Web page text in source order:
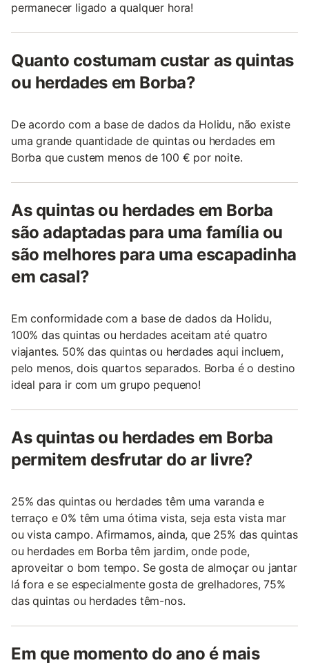
permanecer ligado a qualquer hora!
Quanto costumam custar as quintas
ou herdades em Borba?
De acordo com a base de dados da Holidu, não existe
uma grande quantidade de quintas ou herdades em
Borba que custem menos de 100 € por noite.
As quintas ou herdades em Borba
são adaptadas para uma família ou
são melhores para uma escapadinha
em casal?
Em conformidade com a base de dados da Holidu,
100% das quintas ou herdades aceitam até quatro
viajantes. 50% das quintas ou herdades aqui incluem,
pelo menos, dois quartos separados. Borba é o destino
ideal para ir com um grupo pequeno!
As quintas ou herdades em Borba
permitem desfrutar do ar livre?
25% das quintas ou herdades têm uma varanda e
terraço e 0% têm uma ótima vista, seja esta vista mar
ou vista campo. Afirmamos, ainda, que 25% das quintas
ou herdades em Borba têm jardim, onde pode,
aproveitar o bom tempo. Se gosta de almoçar ou jantar
lá fora e se especialmente gosta de grelhadores, 75%
das quintas ou herdades têm-nos.
Em que momento do ano é mais